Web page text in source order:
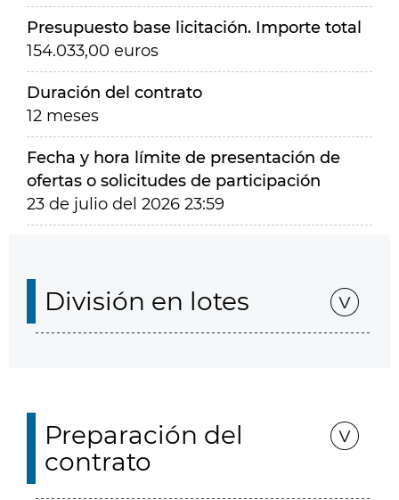
Presupuesto base licitación. Importe total
154.033,00 euros
Duración del contrato
12 meses
Fecha y hora límite de presentación de
ofertas o solicitudes de participación
23 de julio del 2026 23:59
División en lotes
Preparación del
contrato